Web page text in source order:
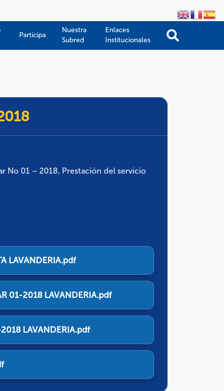
Participa
Nuestra
Subred
Enlaces
Institucionales
No 01 – 2018, Prestación del servicio
LAVANDERIA.pdf
01-2018 LAVANDERIA.pdf
LAVANDERIA.pdf